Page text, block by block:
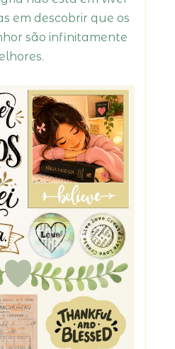
em descobrir que os
são infinitamente